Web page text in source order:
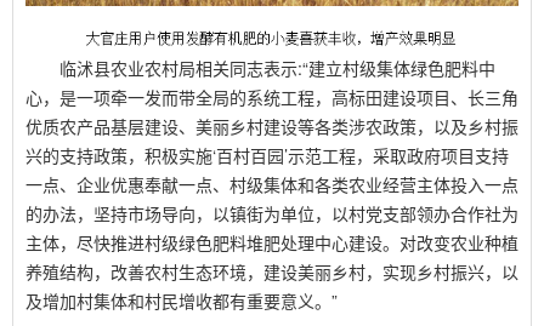
临沭县农业农村局相关同志表示:“建立村级集体绿色肥料中
心，是一项牵一发而带全局的系统工程，高标田建设项目、长三角
优质农产品基层建设、美丽乡村建设等各类涉农政策，以及乡村振
兴的支持政策，积极实施‘百村百园’示范工程，采取政府项目支持
一点、企业优惠奉献一点、村级集体和各类农业经营主体投入一点
的办法，坚持市场导向，以镇街为单位，以村党支部领办合作社为
主体，尽快推进村级绿色肥料堆肥处理中心建设。对改变农业种植
养殖结构，改善农村生态环境，建设美丽乡村，实现乡村振兴，以
及增加村集体和村民增收都有重要意义。”